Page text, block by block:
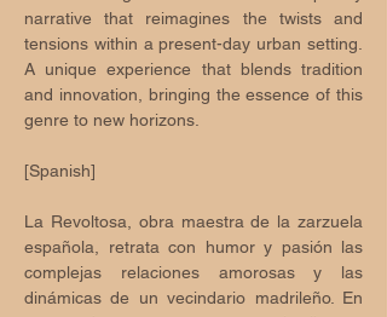
narrative that reimagines the twists and
tensions within a present-day urban setting.
A unique experience that blends tradition
and innovation, bringing the essence of this
genre to new horizons.
[Spanish]
La Revoltosa, obra maestra de la zarzuela
española, retrata con humor y pasión las
complejas relaciones amorosas y las
dinámicas de un vecindario madrileño. En